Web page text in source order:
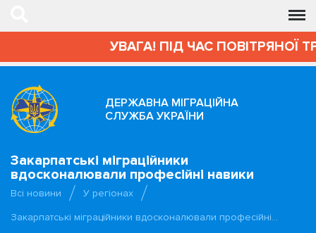
УВАГА! ПІД ЧАС ПОВІТРЯНОЇ
ДЕРЖАВНА МІГРАЦІЙНА
СЛУЖБА УКРАЇНИ
Закарпатські міграційники
вдосконалювали професійні навики
Всі новини
У регіонах
Закарпатські міграційники вдосконалювали професійні…